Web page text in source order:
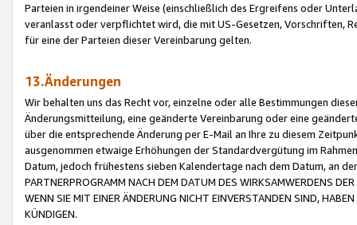
Parteien in irgendeiner Weise (einschließlich des Ergreifens oder
veranlasst oder verpflichtet wird, die mit US-Gesetzen, Vorschriften,
für eine der Parteien dieser Vereinbarung gelten.
13.Änderungen
Wir behalten uns das Recht vor, einzelne oder alle Bestimmungen
Änderungsmitteilung, eine geänderte Vereinbarung oder eine
über die entsprechende Änderung per E-Mail an Ihre zu diesem
ausgenommen etwaige Erhöhungen der Standardvergütung im
Datum, jedoch frühestens sieben Kalendertage nach dem Datum, an
PARTNERPROGRAMM NACH DEM DATUM DES WIRKSAMWERDENS
WENN SIE MIT EINER ÄNDERUNG NICHT EINVERSTANDEN SIND,
KÜNDIGEN.